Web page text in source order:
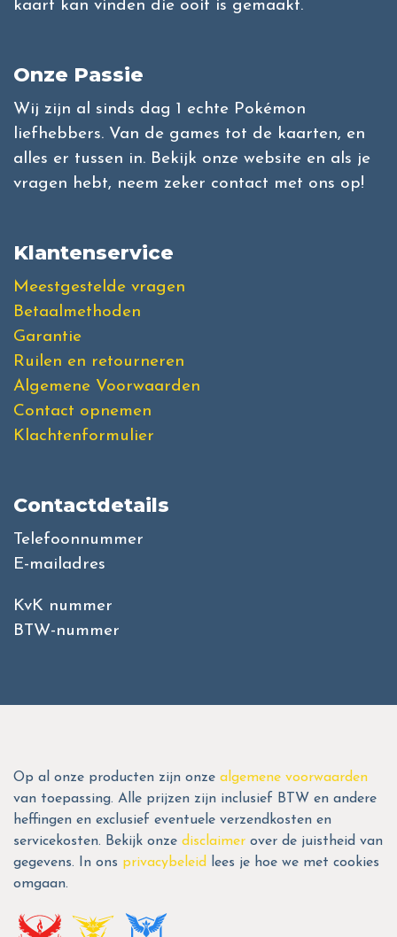
kaart kan vinden die ooit is gemaakt.
Onze Passie
Wij zijn al sinds dag 1 echte Pokémon
liefhebbers. Van de games tot de kaarten, en
alles er tussen in. Bekijk onze website en als je
vragen hebt, neem zeker contact met ons op!
Klantenservice
Meestgestelde vragen
Betaalmethoden
Garantie
Ruilen en retourneren
Algemene Voorwaarden
Contact opnemen
Klachtenformulier
Contactdetails
Telefoonnummer
E-mailadres
KvK nummer
BTW-nummer
Op al onze producten zijn onze algemene voorwaarden
van toepassing. Alle prijzen zijn inclusief BTW en andere
heffingen en exclusief eventuele verzendkosten en
servicekosten. Bekijk onze disclaimer over de juistheid van
gegevens. In ons privacybeleid
lees je hoe we met cookies
omgaan.